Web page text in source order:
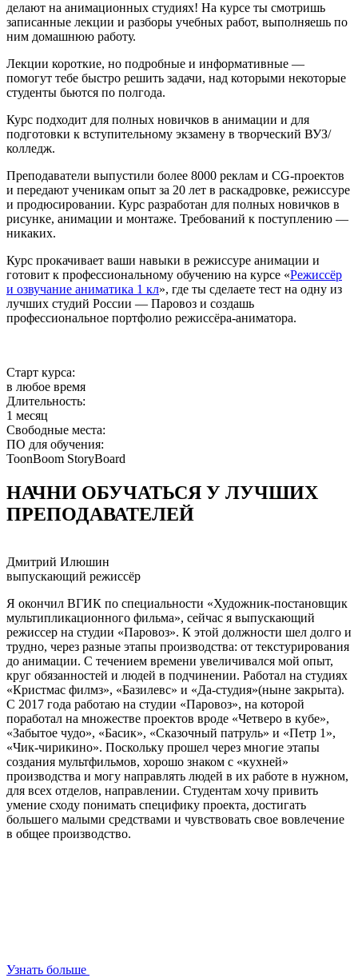
делают на анимационных студиях! На курсе ты смотришь
записанные лекции и разборы учебных работ, выполняешь по
ним домашнюю работу.
Лекции короткие, но подробные и информативные —
помогут тебе быстро решить задачи, над которыми некоторые
студенты бьются по полгода.
Курс подходит для полных новичков в анимации и для
подготовки к вступительному экзамену в творческий ВУЗ/
колледж.
Преподаватели выпустили более 8000 реклам и CG-проектов
и передают ученикам опыт за 20 лет в раскадровке, режиссуре
и продюсировании. Курс разработан для полных новичков в
рисунке, анимации и монтаже. Требований к поступлению —
никаких.
Курс прокачивает ваши навыки в режиссуре анимации и
готовит к профессиональному обучению на курсе «Режиссёр
и озвучание аниматика 1 кл», где ты сделаете тест на одну из
лучших студий России — Паровоз и создашь
профессиональное портфолио режиссёра-аниматора.
Старт курса:
в любое время
Длительность:
1 месяц
Свободные места:
ПО для обучения:
ToonBoom StoryBoard
НАЧНИ ОБУЧАТЬСЯ У ЛУЧШИХ
ПРЕПОДАВАТЕЛЕЙ
Дмитрий Илюшин
выпускающий режиссёр
Я окончил ВГИК по специальности «Художник-постановщик
мультипликационного фильма», сейчас я выпускающий
режиссер на студии «Паровоз». К этой должности шел долго и
трудно, через разные этапы производства: от текстурирования
до анимации. С течением времени увеличивался мой опыт,
круг обязанностей и людей в подчинении. Работал на студиях
«Кристмас филмз», «Базилевс» и «Да-студия»(ныне закрыта).
С 2017 года работаю на студии «Паровоз», на которой
поработал на множестве проектов вроде «Четверо в кубе»,
«Забытое чудо», «Басик», «Сказочный патруль» и «Петр 1»,
«Чик-чирикино». Поскольку прошел через многие этапы
создания мультфильмов, хорошо знаком с «кухней»
производства и могу направлять людей в их работе в нужном,
для всех отделов, направлении. Студентам хочу привить
умение сходу понимать специфику проекта, достигать
большего малыми средствами и чувствовать свое вовлечение
в общее производство.
Узнать больше